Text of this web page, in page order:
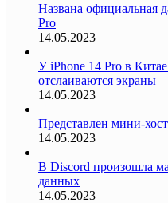
Названа официальная
Pro
14.05.2023
У iPhone 14 Pro в
отслаиваются экраны
14.05.2023
Представлен мини-
14.05.2023
В Discord произошла
данных
14.05.2023